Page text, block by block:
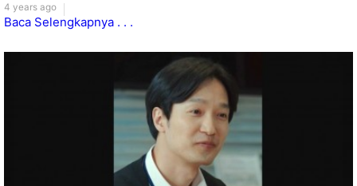
4 years ago
Baca Selengkapnya . . .